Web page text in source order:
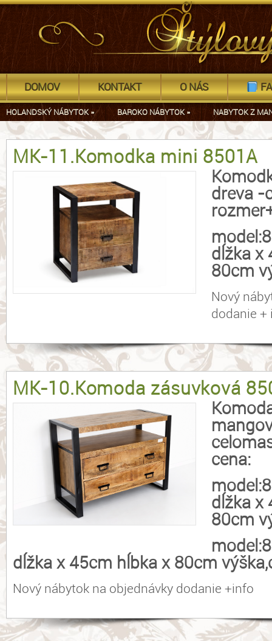
DOMOV KONTAKT O NÁS
HOLANDSKÝ NÁBYTOK» BAROKO NÁBYTOK» NABYTOK Z
MK-11.Komodka mini 8501A
dreva -
dĺžka x
80cm
Nový
dodanie +
MK-10.Komoda zásuvková
cena:
dĺžka x
80cm
dĺžka x 45cm hĺbka x 80cm
Nový nábytok na objednávky dodanie +info